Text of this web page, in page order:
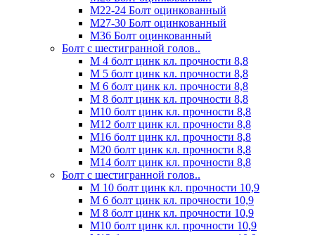
М22-24 Болт оцинкованный
М27-30 Болт оцинкованный
М36 Болт оцинкованный
Болт с шестигранной голов..
М 4 болт цинк кл. прочности 8,8
М 5 болт цинк кл. прочности 8,8
М 6 болт цинк кл. прочности 8,8
М 8 болт цинк кл. прочности 8,8
М10 болт цинк кл. прочности 8,8
М12 болт цинк кл. прочности 8,8
М16 болт цинк кл. прочности 8,8
М20 болт цинк кл. прочности 8,8
М14 болт цинк кл. прочности 8,8
Болт с шестигранной голов..
М 10 болт цинк кл. прочности 10,9
М 6 болт цинк кл. прочности 10,9
М 8 болт цинк кл. прочности 10,9
М10 болт цинк кл. прочности 10,9